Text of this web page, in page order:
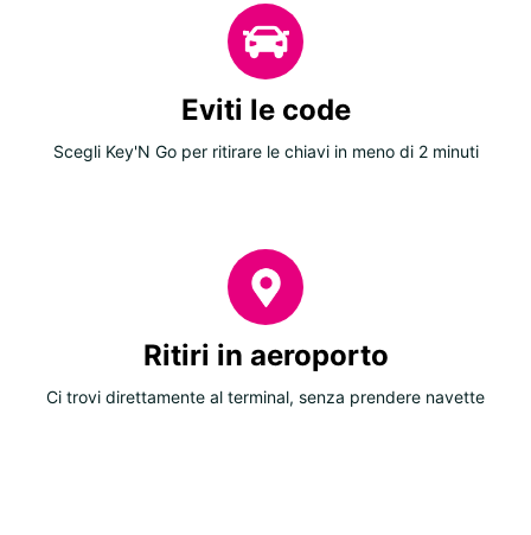
Eviti le code
Scegli Key'N Go per ritirare le chiavi in meno di 2 minuti
Ritiri in aeroporto
Ci trovi direttamente al terminal, senza prendere navette